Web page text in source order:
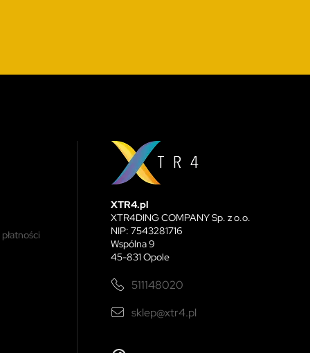
XTR4.pl
XTR4DING COMPANY Sp. z o.o.
NIP: 7543281716
Wspólna 9
45-831 Opole
511148020
sklep@xtr4.pl